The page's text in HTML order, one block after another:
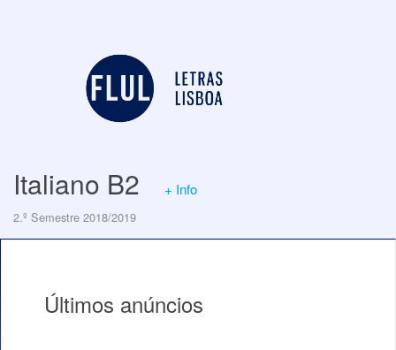
Italiano B2 + Info
2.º Semestre 2018/2019
Últimos anúncios